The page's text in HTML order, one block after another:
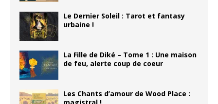
Le Dernier Soleil : Tarot et fantasy
urbaine !
La Fille de Diké – Tome 1 : Une maison
de feu, alerte coup de coeur
Les Chants d’amour de Wood Place :